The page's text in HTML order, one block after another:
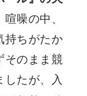
噪の中、
持ちがたか
そのまま競
したが、入